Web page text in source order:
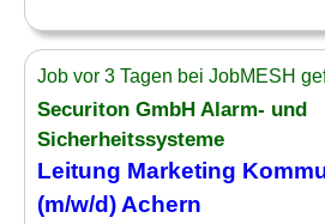
Job vor 3 Tagen bei JobMESH
Securiton GmbH Alarm- und
Sicherheitssysteme
Leitung Marketing
(m/w/d) Achern